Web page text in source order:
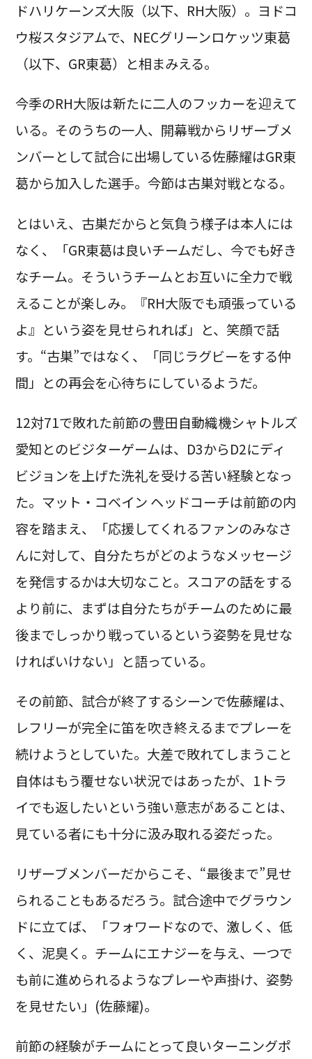
ドハリケーンズ大阪（以下、RH大阪）。ヨドコ
ウ桜スタジアムで、NECグリーンロケッツ東葛
（以下、GR東葛）と相まみえる。
今季のRH大阪は新たに二人のフッカーを迎えて
いる。そのうちの一人、開幕戦からリザーブメ
ンバーとして試合に出場している佐藤耀はGR東
葛から加入した選手。今節は古巣対戦となる。
とはいえ、古巣だからと気負う様子は本人には
なく、「GR東葛は良いチームだし、今でも好き
なチーム。そういうチームとお互いに全力で戦
えることが楽しみ。『RH大阪でも頑張っている
よ』という姿を見せられれば」と、笑顔で話
す。“古巣”ではなく、「同じラグビーをする仲
間」との再会を心待ちにしているようだ。
12対71で敗れた前節の豊田自動織機シャトルズ
愛知とのビジターゲームは、D3からD2にディ
ビジョンを上げた洗礼を受ける苦い経験となっ
た。マット・コベイン ヘッドコーチは前節の内
容を踏まえ、「応援してくれるファンのみなさ
んに対して、自分たちがどのようなメッセージ
を発信するかは大切なこと。スコアの話をする
より前に、まずは自分たちがチームのために最
後までしっかり戦っているという姿勢を見せな
ければいけない」と語っている。
その前節、試合が終了するシーンで佐藤耀は、
レフリーが完全に笛を吹き終えるまでプレーを
続けようとしていた。大差で敗れてしまうこと
自体はもう覆せない状況ではあったが、1トラ
イでも返したいという強い意志があることは、
見ている者にも十分に汲み取れる姿だった。
リザーブメンバーだからこそ、“最後まで”見せ
られることもあるだろう。試合途中でグラウン
ドに立てば、「フォワードなので、激しく、低
く、泥臭く。チームにエナジーを与え、一つで
も前に進められるようなプレーや声掛け、姿勢
を見せたい」(佐藤耀)。
前節の経験がチームにとって良いターニングポ